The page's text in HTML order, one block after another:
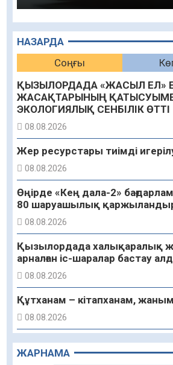
НАЗАРДА
Соңғы
ҚЫЗЫЛОРДАДА «ЖАСЫЛ ЕЛ»
ЖАСАҚТАРЫНЫҢ
ЭКОЛОГИЯЛЫҚ СЕНБІЛІК ӨТТІ
08.08.2026
Жер ресурстары тиімді
08.08.2026
Өңірде «Кең дала-2»
80 шаруашылық
08.08.2026
Қызылордада халықаралық
арналған іс-шаралар бастау
08.08.2026
Құтханам – кітапханам,
08.08.2026
Құрылыс қарқыны – қала
08.08.2026
ЖАРНАМА